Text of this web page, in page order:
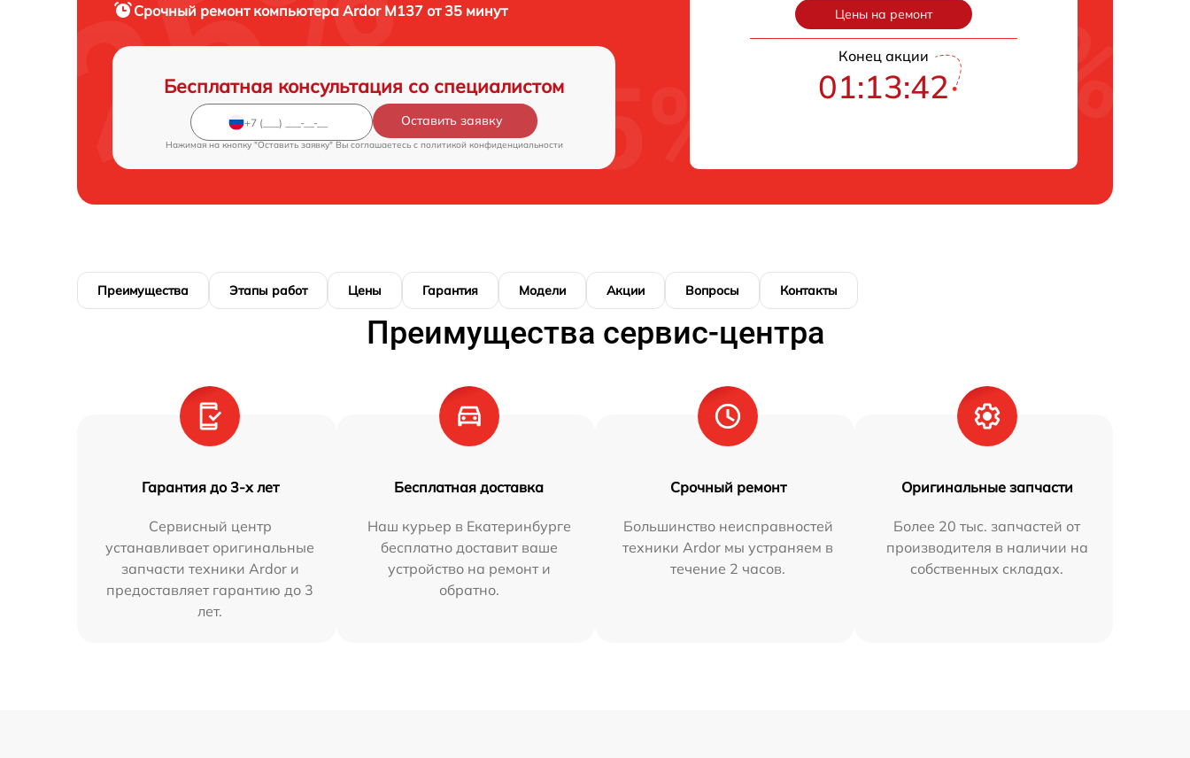
Срочный ремонт компьютера Ardor M137 от 35 минут
Бесплатная консультация со специалистом
Оставить заявку
Нажимая на кнопку "Оставить заявку" Вы соглашаетесь c политикой конфиденциальности
Цены на ремонт
Конец акции
01:13:41
Преимущества Этапы работ Цены Гарантия Модели Акции Вопросы Контакты
Преимущества сервис-центра
Гарантия до 3-х лет
Сервисный центр
устанавливает оригинальные
запчасти техники Ardor и
предоставляет гарантию до 3
лет.
Бесплатная доставка
Наш курьер в Екатеринбурге
бесплатно доставит ваше
устройство на ремонт и
обратно.
Срочный ремонт
Большинство неисправностей
техники Ardor мы устраняем в
течение 2 часов.
Оригинальные запчасти
Более 20 тыс. запчастей от
производителя в наличии на
собственных складах.